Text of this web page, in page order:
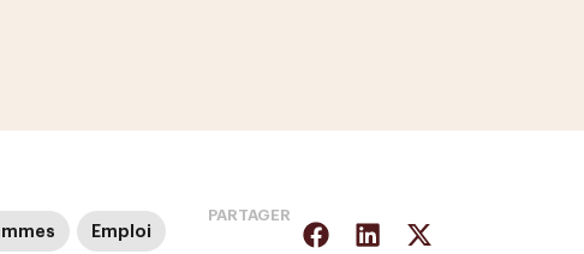
Emploi
PARTAGER